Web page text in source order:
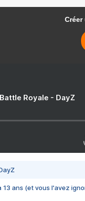
Royale - DayZ
13 ans (et vous l'avez